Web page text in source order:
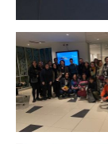
Zoom